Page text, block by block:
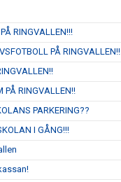
RINGVALLEN!!!
PÅ RINGVALLEN!!
PÅ RINGVALLEN!!
PARKERING??
I GÅNG!!!